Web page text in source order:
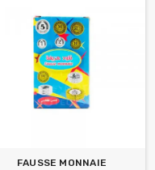
FAUSSE MONNAIE